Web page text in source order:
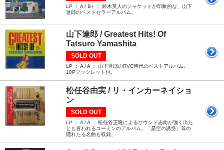
LP ： A / B+ ： 鈴木英人のジャケットが印象的な、山下
達郎のベストセラーアルバム。
山下達郎 / Greatest Hits! Of
Tatsuro Yamashita
SOLD OUT
LP ： A / A ： 山下達郎のRVC時代のベストアルバム。
10Pブックレット付。
松任谷由実 / リ・インカーネイショ
ン
SOLD OUT
LP ： A / A ： 松任谷正隆によるサウンド志向が強く出た
とも言われるユーミンのアルバム。「星空の誘惑」等の
隠れたる名曲も収録。